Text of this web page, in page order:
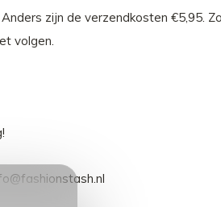
zijn de verzendkosten €5,95.
volgen.